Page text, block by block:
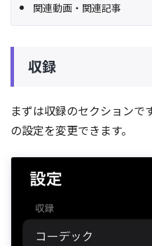
関連動画・関連記事
収録
まずは収録のセクションで
の設定を変更できます。